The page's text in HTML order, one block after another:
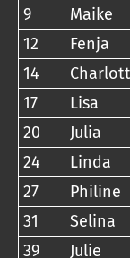
9
Maike
12
Fenja
14
17
Lisa
20
Julia
24
Linda
27
Philine
31
Selina
39
Julie